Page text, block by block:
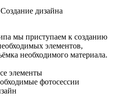
мы приступаем к созданию
элементов,
необходимого материала.
элементы
фотосессии